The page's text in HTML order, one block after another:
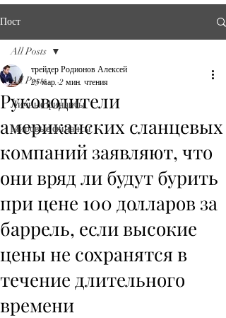
Пост
All Posts
Личные финансы
Мировые финансы
All Posts
Руководители
американских сланцевых
компаний заявляют, что
они вряд ли будут бурить
при цене 100 долларов за
баррель, если высокие
цены не сохранятся в
течение длительного
времени
трейдер Родионов Алексей
25 мар. 2 мин. чтения